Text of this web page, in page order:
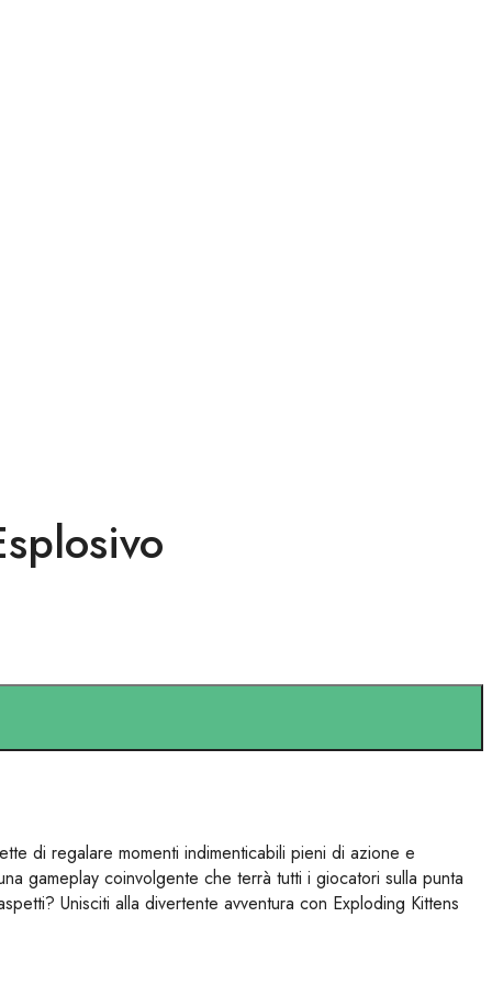
di regalare momenti indimenticabili pieni di azione e
gameplay coinvolgente che terrà tutti i giocatori sulla punta
Unisciti alla divertente avventura con Exploding Kittens